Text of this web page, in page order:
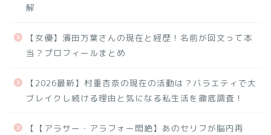
解
【女優】濱田万葉さんの現在と経歴！名前が回文って本
当？プロフィールまとめ
【2026最新】村重杏奈の現在の活動は？バラエティで大
ブレイクし続ける理由と気になる私生活を徹底調査！
【【アラサー・アラフォー悶絶】あのセリフが脳内再